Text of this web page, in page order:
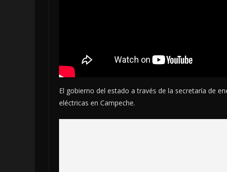
El gobierno del estado a través de la secretaría de
eléctricas en Campeche.